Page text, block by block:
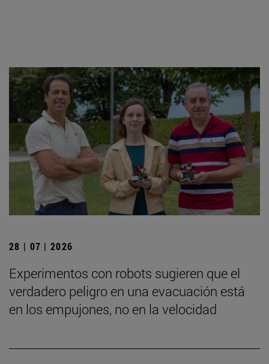
28 | 07 | 2026
Experimentos con robots sugieren que el
verdadero peligro en una evacuación está
en los empujones, no en la velocidad